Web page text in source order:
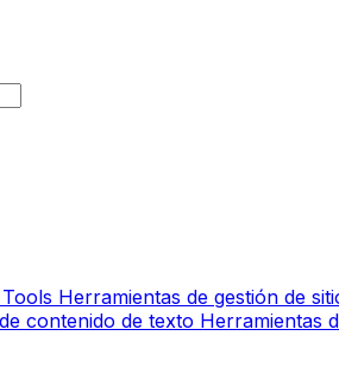
Herramientas de gestión de
contenido de texto Herramientas